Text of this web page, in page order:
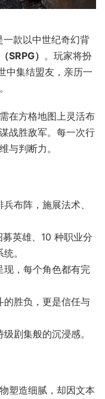
一款以中世纪奇幻背
SRPG） 。玩家将扮
中集结盟友，亲历一
在方格地图上灵活布
战胜敌军。每一次行
与判断力。
兵布阵，施展法术、
募英雄、10 种职业分
。
现，每个角色都有完
的胜负，更是信任与
剧集般的沉浸感。
塑造细腻，却因文本